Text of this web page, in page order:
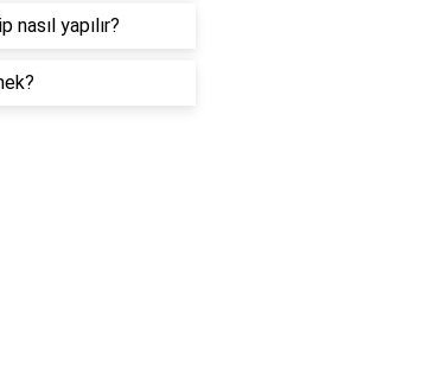
nasıl yapılır?